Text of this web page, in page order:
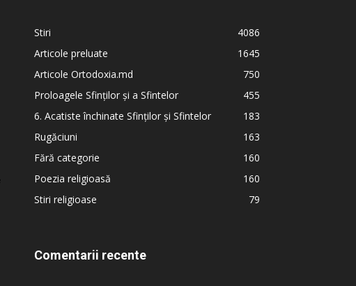
Stiri
4086
Articole preluate
1645
Articole Ortodoxia.md
750
Proloagele Sfinților și a Sfintelor
455
6. Acatiste închinate Sfinților și Sfintelor
183
Rugăciuni
163
Fără categorie
160
Poezia religioasă
160
Stiri religioase
79
Comentarii recente